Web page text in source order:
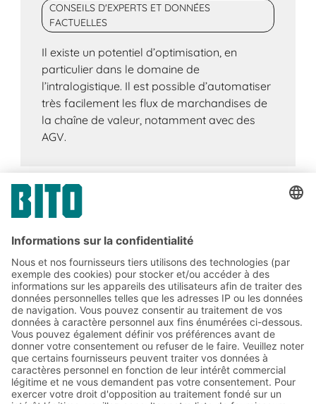
CONSEILS D'EXPERTS ET DONNÉES
FACTUELLES
Il existe un potentiel d’optimisation, en
particulier dans le domaine de
l’intralogistique. Il est possible d’automatiser
très facilement les flux de marchandises de
la chaîne de valeur, notamment avec des
AGV.
Abonnez-vous à la lettre
d'information de BITO :
Actualités de l'entrepôt et de
la logistique
Réductions exclusives
Innovations